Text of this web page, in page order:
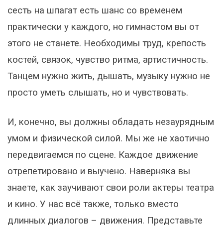
сесть на шпагат есть шанс со временем
практически у каждого, но гимнастом вы от
этого не станете. Необходимы труд, крепость
костей, связок, чувство ритма, артистичность.
Танцем нужно жить, дышать, музыку нужно не
просто уметь слышать, но и чувствовать.
И, конечно, вы должны обладать незаурядным
умом и физической силой. Мы же не хаотично
передвигаемся по сцене. Каждое движение
отрепетировано и выучено. Наверняка вы
знаете, как заучивают свои роли актеры театра
и кино. У нас всё также, только вместо
длинных диалогов – движения. Представьте